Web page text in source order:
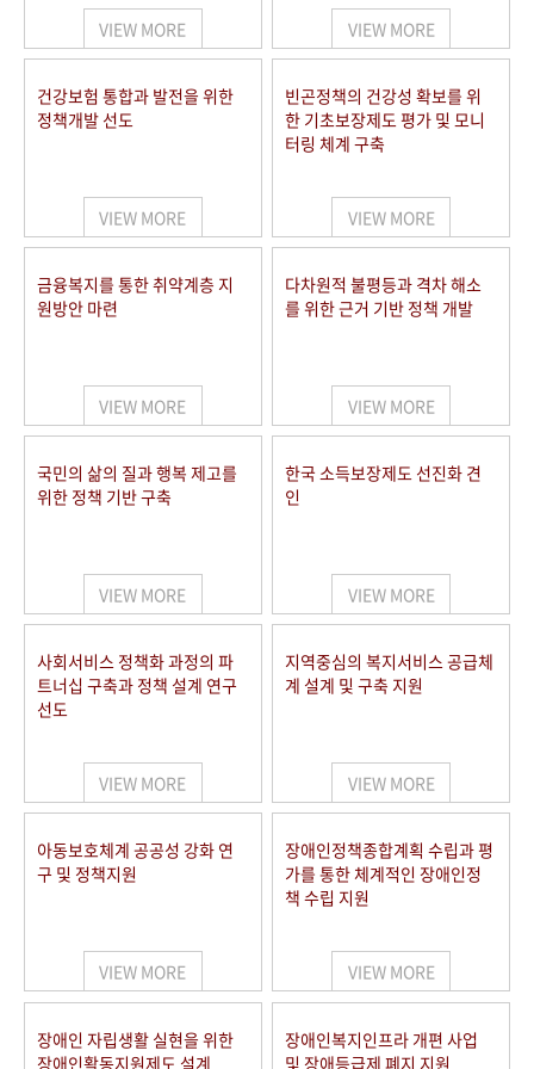
VIEW MORE VIEW MORE
건강보험 통합과 발전을 위한
정책개발 선도
VIEW MORE
빈곤정책의 건강성 확보를 위
한 기초보장제도 평가 및 모니
터링 체계 구축
VIEW MORE
금융복지를 통한 취약계층 지
원방안 마련
VIEW MORE
다차원적 불평등과 격차 해소
를 위한 근거 기반 정책 개발
VIEW MORE
국민의 삶의 질과 행복 제고를
위한 정책 기반 구축
VIEW MORE
한국 소득보장제도 선진화 견
인
VIEW MORE
사회서비스 정책화 과정의 파
트너십 구축과 정책 설계 연구
선도
VIEW MORE
지역중심의 복지서비스 공급체
계 설계 및 구축 지원
VIEW MORE
아동보호체계 공공성 강화 연
구 및 정책지원
VIEW MORE
장애인정책종합계획 수립과 평
가를 통한 체계적인 장애인정
책 수립 지원
VIEW MORE
장애인 자립생활 실현을 위한
장애인활동지원제도 설계
장애인복지인프라 개편 사업
및 장애등급제 폐지 지원